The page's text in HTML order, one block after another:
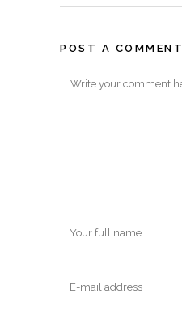
POST A COMMENT